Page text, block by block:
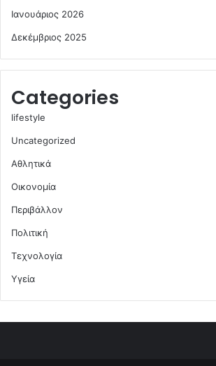
Ιανουάριος 2026
Δεκέμβριος 2025
Categories
lifestyle
Uncategorized
Αθλητικά
Οικονομία
Περιβάλλον
Πολιτική
Τεχνολογία
Υγεία